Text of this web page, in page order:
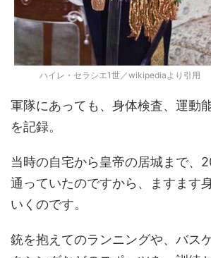
ハイレ・セラシエ1世／wikipediaより引用
軍隊にあっても、身体検査、運動
を記録。
当時の自宅から皇帝の居城まで、
通っていたのですから、ますます
いくのです。
銃を抱えてのランニングや、バス